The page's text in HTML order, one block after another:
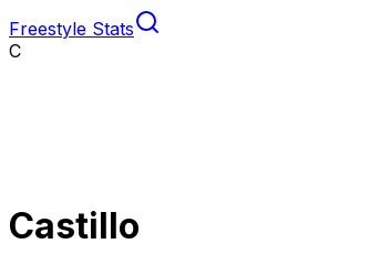
Freestyle Stats
C
Castillo